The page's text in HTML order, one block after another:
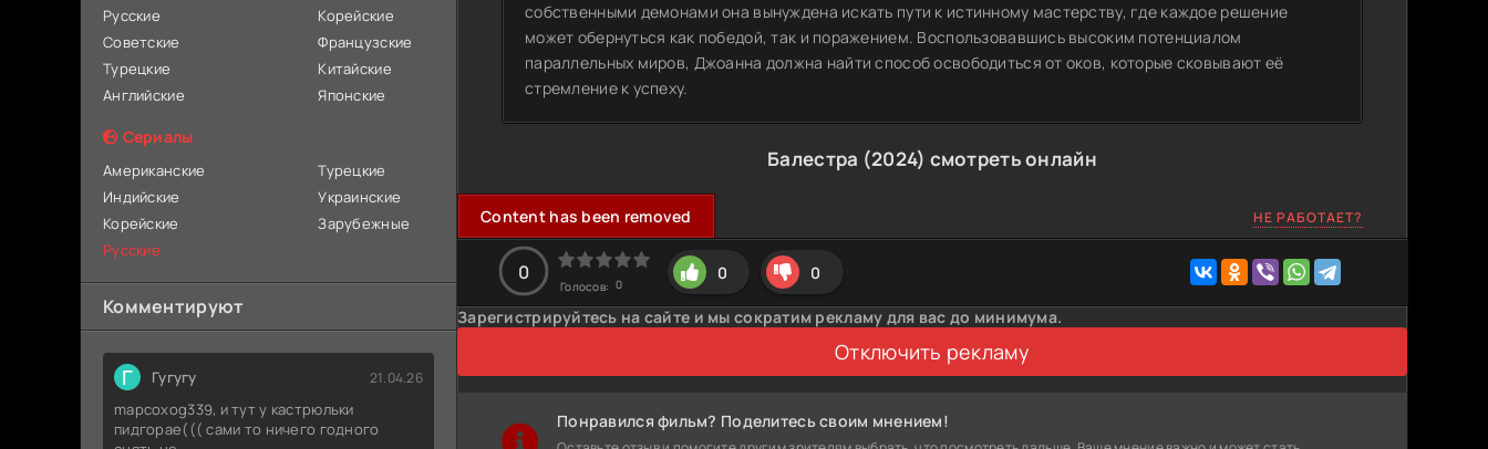
Русские
Советские
Турецкие
Английские
Корейские
Французские
Китайские
Японские
Сериалы
Американские
Индийские
Корейские
Русские
Турецкие
Украинские
Зарубежные
Комментируют
Г Гугугу 21.04.26
mapcoxog339, и тут у кастрюльки
пидгорае((( сами то ничего годного
собственными демонами она вынуждена искать пути к истинному мастерству, где каждое решение
может обернуться как победой, так и поражением. Воспользовавшись высоким потенциалом
параллельных миров, Джоанна должна найти способ освободиться от оков, которые сковывают её
стремление к успеху.
Балестра (2024) смотреть онлайн
Content has been removed НЕ РАБОТАЕТ?
0
Голосов: 0
0 0
Зарегистрируйтесь на сайте и мы сократим рекламу для вас до минимума.
Отключить рекламу
Понравился фильм? Поделитесь своим мнением!